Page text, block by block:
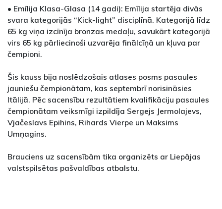
• Emīlija Klasa-Glasa (14 gadi): Emīlija startēja divās
svara kategorijās “Kick-light” disciplīnā. Kategorijā līdz
65 kg viņa izcīnīja bronzas medaļu, savukārt kategorijā
virs 65 kg pārliecinoši uzvarēja finālcīņā un kļuva par
čempioni.
Šis kauss bija noslēdzošais atlases posms pasaules
jauniešu čempionātam, kas septembrī norisināsies
Itālijā. Pēc sacensību rezultātiem kvalifikāciju pasaules
čempionātam veiksmīgi izpildīja Sergejs Jermolajevs,
Vjačeslavs Epihins, Rihards Vierpe un Maksims
Umņagins.
Brauciens uz sacensībām tika organizēts ar Liepājas
valstspilsētas pašvaldības atbalstu.